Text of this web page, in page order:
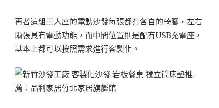
再者這組三人座的電動沙發每張都有各自的椅腳，左右
兩張具有電動功能，而中間位置則是配有USB充電座，
基本上都可以按照需求進行客製化。